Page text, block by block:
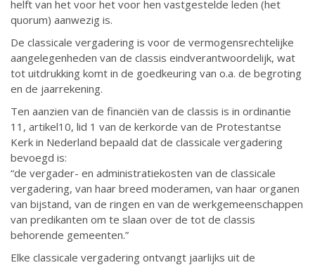
helft van het voor het voor hen vastgestelde leden (het
quorum) aanwezig is.
De classicale vergadering is voor de vermogensrechtelijke
aangelegenheden van de classis eindverantwoordelijk, wat
tot uitdrukking komt in de goedkeuring van o.a. de begroting
en de jaarrekening.
Ten aanzien van de financiën van de classis is in ordinantie
11, artikel10, lid 1 van de kerkorde van de Protestantse
Kerk in Nederland bepaald dat de classicale vergadering
bevoegd is:
“de vergader- en administratiekosten van de classicale
vergadering, van haar breed moderamen, van haar organen
van bijstand, van de ringen en van de werkgemeenschappen
van predikanten om te slaan over de tot de classis
behorende gemeenten.”
Elke classicale vergadering ontvangt jaarlijks uit de